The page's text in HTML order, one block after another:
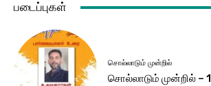
படைப்புகள்
சொல்லாடும் முன்றில்
சொல்லாடும் முன்றில் – 1